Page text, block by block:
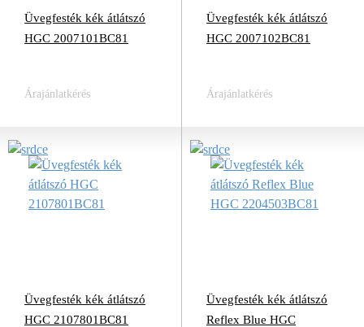
Üvegfesték kék átlátszó
HGC 2007101BC81
Árajánlatkérés
Üvegfesték kék átlátszó
HGC 2007102BC81
Árajánlatkérés
Üvegfesték kék átlátszó
HGC 2107801BC81
Üvegfesték kék átlátszó
Reflex Blue HGC